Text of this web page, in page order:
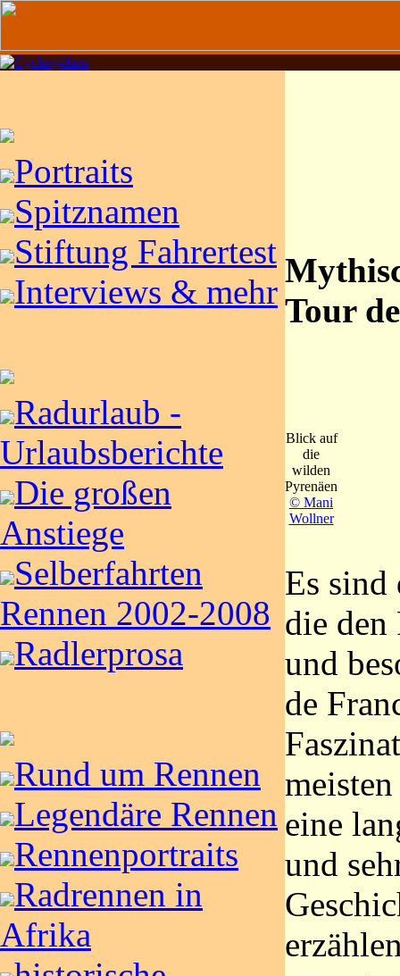
Portraits
Spitznamen
Stiftung Fahrertest
Interviews & mehr
Radurlaub -
Urlaubsberichte
Die großen
Anstiege
Selberfahrten
Rennen 2002-2008
Radlerprosa
Rund um Rennen
Legendäre Rennen
Rennenportraits
Radrennen in
Afrika
Tour
Blick auf
die
wilden
Pyrenäen
© Mani
Wollner
Es sind
die den
und
de
eine
und